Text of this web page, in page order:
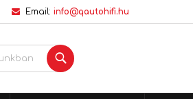
Email: info@qautohifi.hu
Keresés